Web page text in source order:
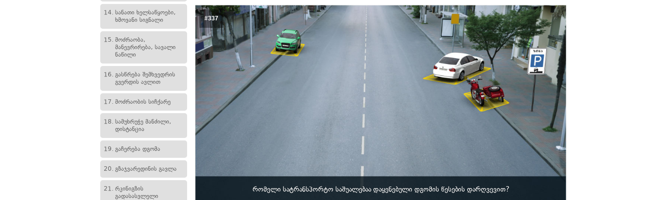
14. სანათი ხელსაწყოები,
ხმოვანი სიგნალი
15. მოძრაობა,
მანევრირება, სავალი
ნაწილი
16. გასწრება შემხვედრის
გვერდის ავლით
17. მოძრაობის სიჩქარე
18. სამუხრუჭე მანძილი,
დისტანცია
19. გაჩერება დგომა
20. გზაჯვარედინის გავლა
21. რკინიგზის
გადასასვლელი
#337
რომელი სატრანსპორტო საშუალებაა დაყენებული დგომის წესების დარღვევით?